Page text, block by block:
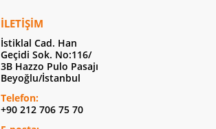
İLETIŞIM
İstiklal Cad. Han
Geçidi Sok. No:116/
3B Hazzo Pulo Pasajı
Beyoğlu/İstanbul
Telefon:
+90 212 706 75 70